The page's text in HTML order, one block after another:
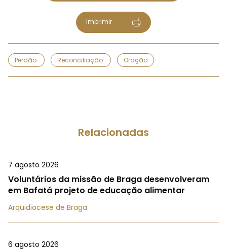
Imprimir
Perdão Reconciliação Oração
Relacionadas
7 agosto 2026
Voluntários da missão de Braga desenvolveram
em Bafatá projeto de educação alimentar
Arquidiocese de Braga
6 agosto 2026